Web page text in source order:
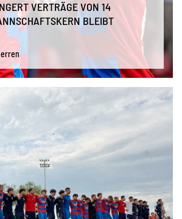
VERTRÄGE VON 14
BLEIBT